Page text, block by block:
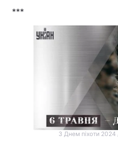
***
З Днем піхоти 2024